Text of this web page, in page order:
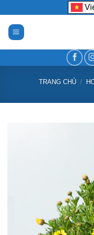
nội
dung
TRANG CHỦ /